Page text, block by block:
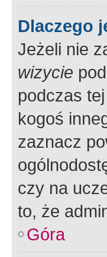
Dlaczego
Jeżeli nie
wizycie
podczas
kogoś
zaznacz
czy na
to, że
Góra